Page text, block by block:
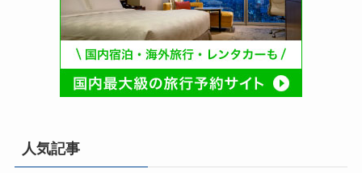
人気記事